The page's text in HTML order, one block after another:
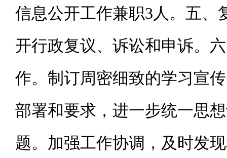
信息公开工作兼职3人。 五、
开行政复议、诉讼和申诉。
作。制订周密细致的学习宣
部署和要求，进一步统一思
题。加强工作协调，及时发